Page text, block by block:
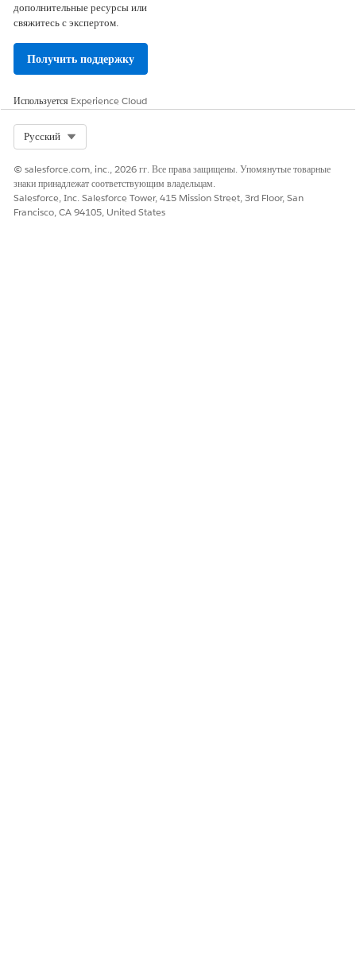
дополнительные ресурсы или
свяжитесь с экспертом.
Получить поддержку
Используется Experience Cloud
Русский
© salesforce.com, inc., 2026 гг. Все права защищены. Упомянутые товарные
знаки принадлежат соответствующим владельцам.
Salesforce, Inc. Salesforce Tower, 415 Mission Street, 3rd Floor, San
Francisco, CA 94105, United States